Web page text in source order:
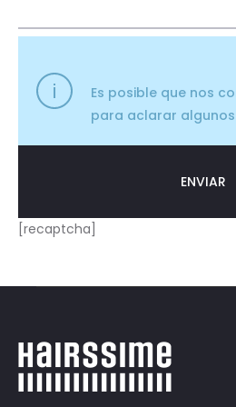
Es posible que nos
para aclarar
[recaptcha]